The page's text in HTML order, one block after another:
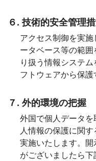
６. 技術的安全管理
アクセス制御を実
ータベース等の範
り扱う情報システ
フトウェアから保護
７. 外的環境の把握
外国で個人データ
人情報の保護に関
実施いたします。
がございましたら下